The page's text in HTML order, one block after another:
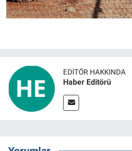
EDITÖR HAKKINDA
Haber Editörü